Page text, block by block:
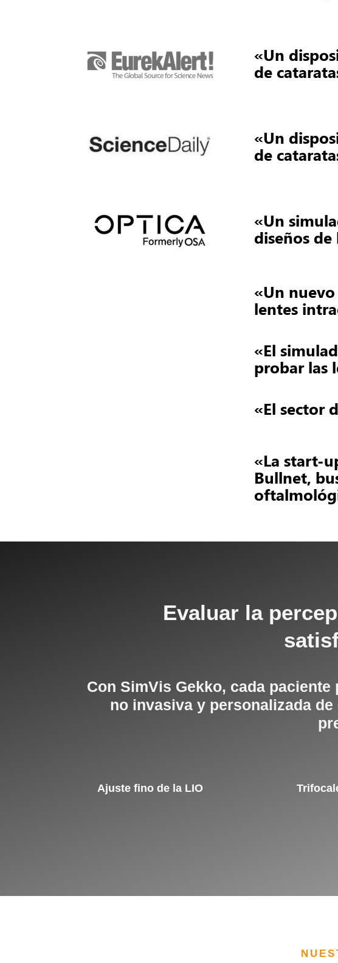
«Un
de
«Un
de
«Un
diseños
«Un
lentes
«El
probar las
«El sector
«La start-
Bullnet,
Evaluar la
Con SimVis Gekko, cada
no invasiva y personalizada
Ajuste fino de la LIO